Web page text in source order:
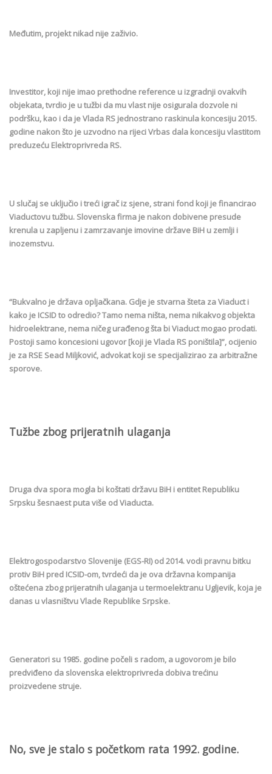
Međutim, projekt nikad nije zaživio.
Investitor, koji nije imao prethodne reference u izgradnji ovakvih
objekata, tvrdio je u tužbi da mu vlast nije osigurala dozvole ni
podršku, kao i da je Vlada RS jednostrano raskinula koncesiju 2015.
godine nakon što je uzvodno na rijeci Vrbas dala koncesiju vlastitom
preduzeću Elektroprivreda RS.
U slučaj se uključio i treći igrač iz sjene, strani fond koji je financirao
Viaductovu tužbu. Slovenska firma je nakon dobivene presude
krenula u zapljenu i zamrzavanje imovine države BiH u zemlji i
inozemstvu.
“Bukvalno je država opljačkana. Gdje je stvarna šteta za Viaduct i
kako je ICSID to odredio? Tamo nema ništa, nema nikakvog objekta
hidroelektrane, nema ničeg urađenog šta bi Viaduct mogao prodati.
Postoji samo koncesioni ugovor [koji je Vlada RS poništila]”, ocijenio
je za RSE Sead Miljković, advokat koji se specijalizirao za arbitražne
sporove.
Tužbe zbog prijeratnih ulaganja
Druga dva spora mogla bi koštati državu BiH i entitet Republiku
Srpsku šesnaest puta više od Viaducta.
Elektrogospodarstvo Slovenije (EGS-RI) od 2014. vodi pravnu bitku
protiv BiH pred ICSID-om, tvrdeći da je ova državna kompanija
oštećena zbog prijeratnih ulaganja u termoelektranu Ugljevik, koja je
danas u vlasništvu Vlade Republike Srpske.
Generatori su 1985. godine počeli s radom, a ugovorom je bilo
predviđeno da slovenska elektroprivreda dobiva trećinu
proizvedene struje.
No, sve je stalo s početkom rata 1992. godine.